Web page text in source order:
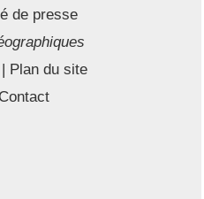
de presse
| Plan du site
Contact